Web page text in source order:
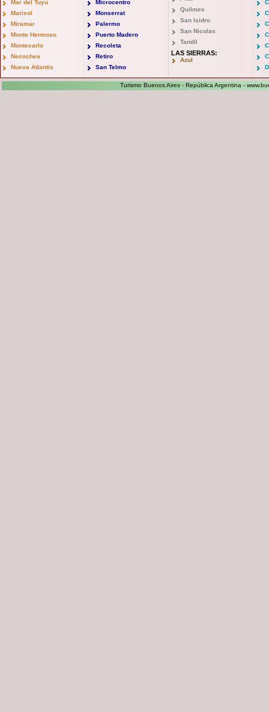
Mar del Tuyu
Marisol
Miramar
Monte Hermoso
Montecarlo
Necochea
Nueva Atlantis
Microcentro
Monserrat
Palermo
Puerto Madero
Recoleta
Retiro
San Telmo
Quilmes
San Isidro
San Nicolas
Tandil
LAS SIERRAS:
Azul
Turismo Buenos Aires - República Argentina -